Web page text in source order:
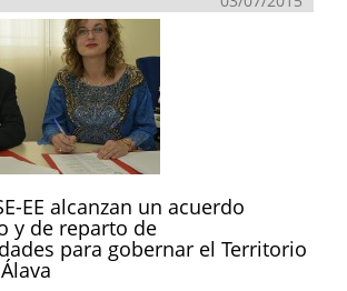
EE alcanzan un acuerdo
y de reparto de
para gobernar el Territorio